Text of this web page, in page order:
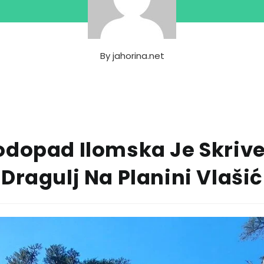
Byjahorina.net
Ilomska Je
Dragulj Na Planini Vlašić